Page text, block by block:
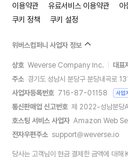
이용약관 유료서비스 이용약관 아
쿠키 정책
쿠키 설정
위버스컴퍼니 사업자 정보
상호 Weverse Company Inc. 대표
주소 경기도 성남시 분당구 분당내곡로
사업자등록번호 716-87-01158 사업
통신판매업 신고번호 제 2022-성남분
호스팅 서비스 사업자 Amazon Web
전자우편주소 support@weverse.io
당사는 고객님이 현금 결제한 금액에 대해